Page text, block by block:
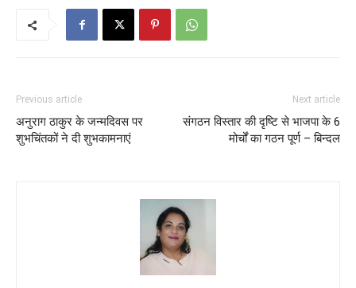
Previous article
अनुराग ठाकुर के जन्मदिवस पर
शुभचिंतकों ने दी शुभकामनाएं
Next article
संगठन विस्तार की दृष्टि से भाजपा के 6
मोर्चों का गठन पूर्ण – बिन्दल